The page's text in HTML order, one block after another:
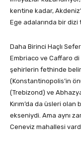
kentine kadar,
Ege adalarında bir dizi
Daha Birinci Haçlı
Embriaco ve Caffaro di
şehirlerin fethinde
(Konstantinopolis’in
(Trebizond) ve
Kırım’da da üsleri
ekseniydi. Ama aynı
Ceneviz mahallesi